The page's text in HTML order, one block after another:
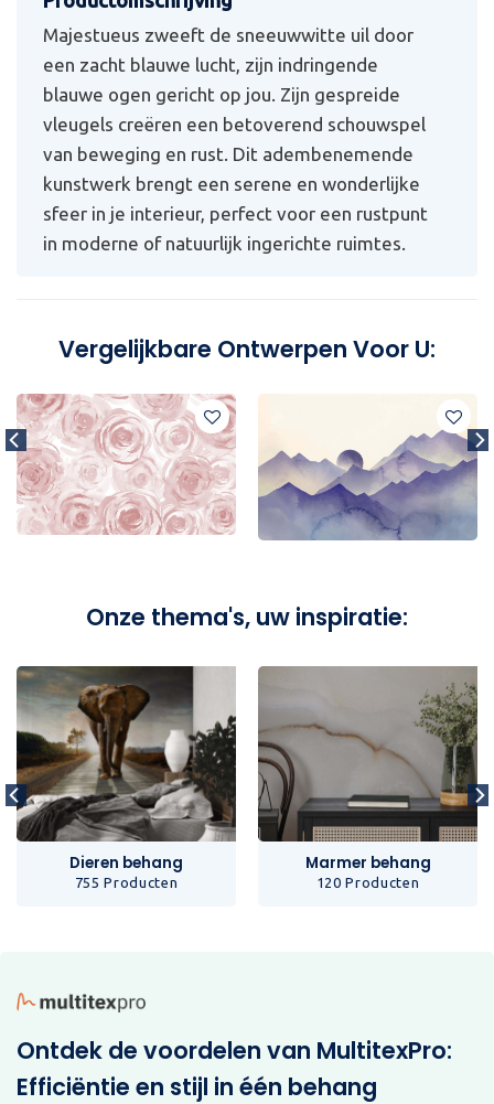
Majestueus zweeft de sneeuwwitte uil door
een zacht blauwe lucht, zijn indringende
blauwe ogen gericht op jou. Zijn gespreide
vleugels creëren een betoverend schouwspel
van beweging en rust. Dit adembenemende
kunstwerk brengt een serene en wonderlijke
sfeer in je interieur, perfect voor een rustpunt
in moderne of natuurlijk ingerichte ruimtes.
Vergelijkbare Ontwerpen Voor U:
Onze thema's, uw inspiratie:
Dieren behang
755 Producten
Marmer behang
120 Producten
Ontdek de voordelen van MultitexPro:
Efficiëntie en stijl in één behang